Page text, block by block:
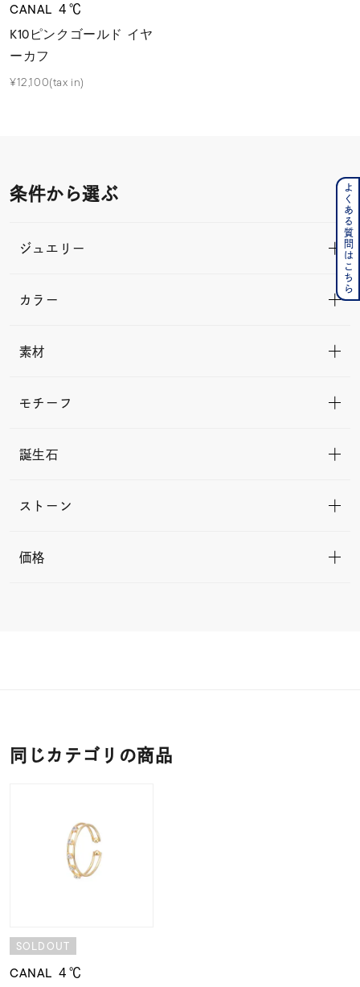
CANAL ４℃
K10ピンクゴールド イヤ
ーカフ
¥12,100(tax in)
条件から選ぶ
ジュエリー
カラー
素材
モチーフ
誕生石
ストーン
価格
同じカテゴリの商品
SOLDOUT
CANAL ４℃
よくある質問はこちら